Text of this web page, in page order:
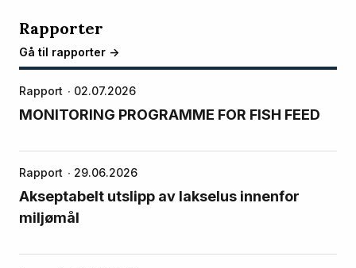
Rapporter
Gå til rapporter ->
Rapport 02.07.2026
MONITORING PROGRAMME FOR FISH FEED
Rapport 29.06.2026
Akseptabelt utslipp av lakselus innenfor
miljømål